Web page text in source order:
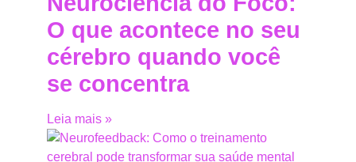
O que acontece no seu
cérebro quando você
se concentra
Leia mais »